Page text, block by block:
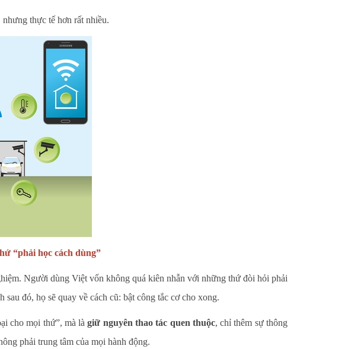
thực tế hơn rất nhiều.
“phải học cách dùng”
Người dùng Việt vốn không quá kiên nhẫn với những thứ đòi hỏi phải
đó, họ sẽ quay về cách cũ: bật công tắc cơ cho xong.
cho mọi thứ”, mà làgiữ nguyên thao tác quen thuộc, chỉ thêm sự thông
phải trung tâm của mọi hành động.